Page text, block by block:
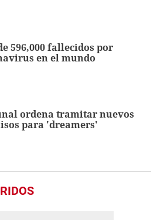
596,000 fallecidos por
en el mundo
ordena tramitar nuevos
para 'dreamers'